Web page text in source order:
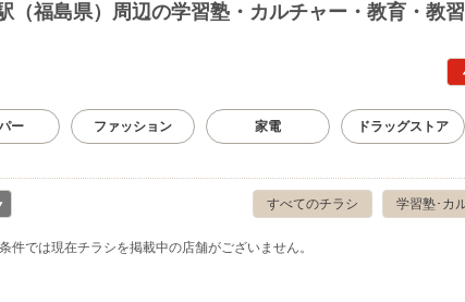
（福島県）周辺の学習塾・カルチャー・教育・教
ー ファッション 家電 ドラッグストア
学習塾･カ
すべてのチラシ
件では現在チラシを掲載中の店舗がございません。